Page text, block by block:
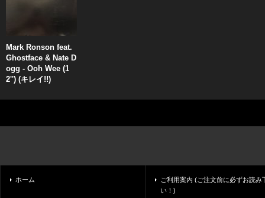
Mark Ronson feat.
Ghostface & Nate D
ogg - Ooh Wee (1
2'') (キレイ!!)
ホーム
ご利用案内 (ご注文前に必ずお読み
い！)